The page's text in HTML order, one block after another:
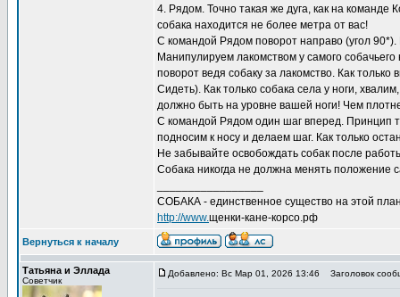
4. Рядом. Точно такая же дуга, как на команде
собака находится не более метра от вас!
С командой Рядом поворот направо (угол 90*).
Манипулируем лакомством у самого
поворот ведя собаку за лакомство. Как
Сидеть). Как только собака села у ноги,
должно быть на уровне вашей ноги! Чем
С командой Рядом один шаг вперед. Принцип
подносим к носу и делаем шаг. Как только
Не забывайте освобождать собак после
Собака никогда не должна менять положение
СОБАКА - единственное существо на этой
http://www.щенки-кане-корсо.рф
Вернуться к началу
Татьяна и Эллада
Советчик
Добавлено: Вс Мар 01, 2026 13:46 Заголовок